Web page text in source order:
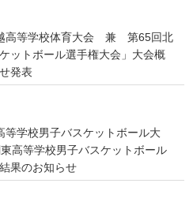
越高等学校体育大会 兼 第65回北
ットボール選手権大会」大会概
発表
等学校男子バスケットボール大
等学校男子バスケットボール
果のお知らせ